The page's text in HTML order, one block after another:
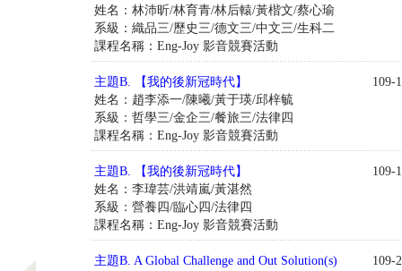
姓名：林沛昕/林育青/林后轅/黃楷文/蔡心瑜
系級：織品三/歷史三/德文三/中文三/生科二
課程名稱：Eng-Joy 影音競賽活動
主題B. 【我的後新冠時代】
姓名：趙李添一/陳曦/黃于瑛/邱梓毓
系級：哲學三/金企三/餐旅三/法律四
課程名稱：Eng-Joy 影音競賽活動
109-1
主題B. 【我的後新冠時代】
姓名：李瑋芸/洪靖嵐/黃湛然
系級：營養四/臨心四/法律四
課程名稱：Eng-Joy 影音競賽活動
109-1
主題B. A Global Challenge and Out Solution(s)
109-2